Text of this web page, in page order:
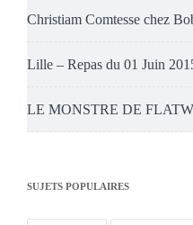
Christiam Comtesse chez
Lille – Repas du 01 Juin
LE MONSTRE DE
SUJETS POPULAIRES